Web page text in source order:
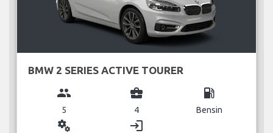
BMW 2 SERIES ACTIVE TOURER
group
5
business_center
4
local_gas_station
Bensin
miscellaneous_services login